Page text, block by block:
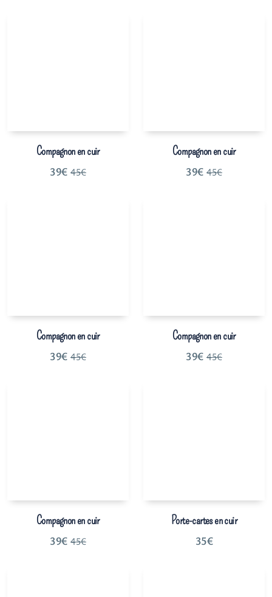
Compagnon en cuir
39€ 45€
Compagnon en cuir
39€ 45€
Compagnon en cuir
39€ 45€
Compagnon en cuir
39€ 45€
Compagnon en cuir
39€ 45€
Porte-cartes en cuir
35€